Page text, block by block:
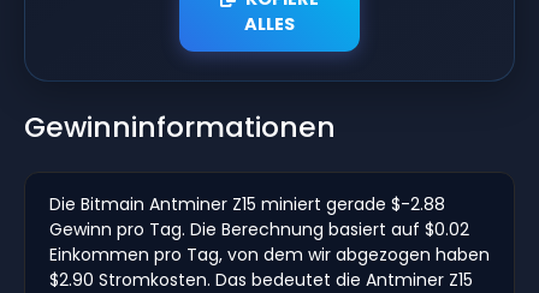
ALLES
Gewinninformationen
Die Bitmain Antminer Z15 miniert gerade $-2.88
Gewinn pro Tag. Die Berechnung basiert auf $0.02
Einkommen pro Tag, von dem wir abgezogen haben
$2.90 Stromkosten. Das bedeutet die Antminer Z15